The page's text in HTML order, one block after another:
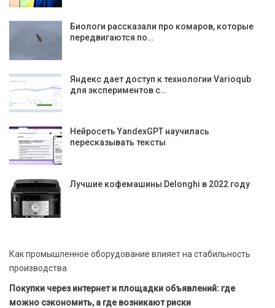
Биологи рассказали про комаров, которые
передвигаются по…
Яндекс дает доступ к технологии Varioqub
для экспериментов с…
Нейросеть YandexGPT научилась
пересказывать тексты
Лучшие кофемашины Delonghi в 2022 году
Как промышленное оборудование влияет на стабильность
производства
Покупки через интернет и площадки объявлений: где
можно сэкономить, а где возникают риски